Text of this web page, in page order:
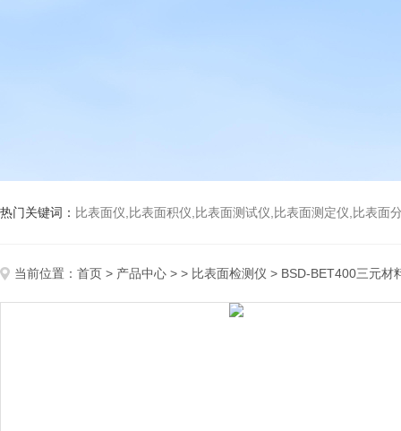
热门关键词： 比表面仪,比表面积仪,比表面测试仪,比表面测定仪,比表面分析仪,比表
当前位置： 首页 > 产品中心 > > 比表面检测仪 > BSD-BET400三元材